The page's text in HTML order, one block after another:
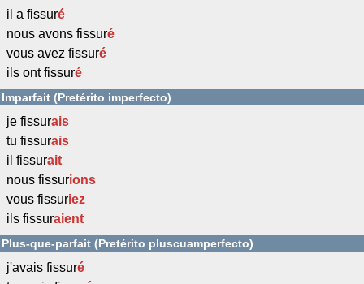
il a fissuré
nous avons fissuré
vous avez fissuré
ils ont fissuré
Imparfait (Pretérito imperfecto)
je fissurais
tu fissurais
il fissurait
nous fissurions
vous fissuriez
ils fissuraient
Plus-que-parfait (Pretérito pluscuamperfecto)
j'avais fissuré